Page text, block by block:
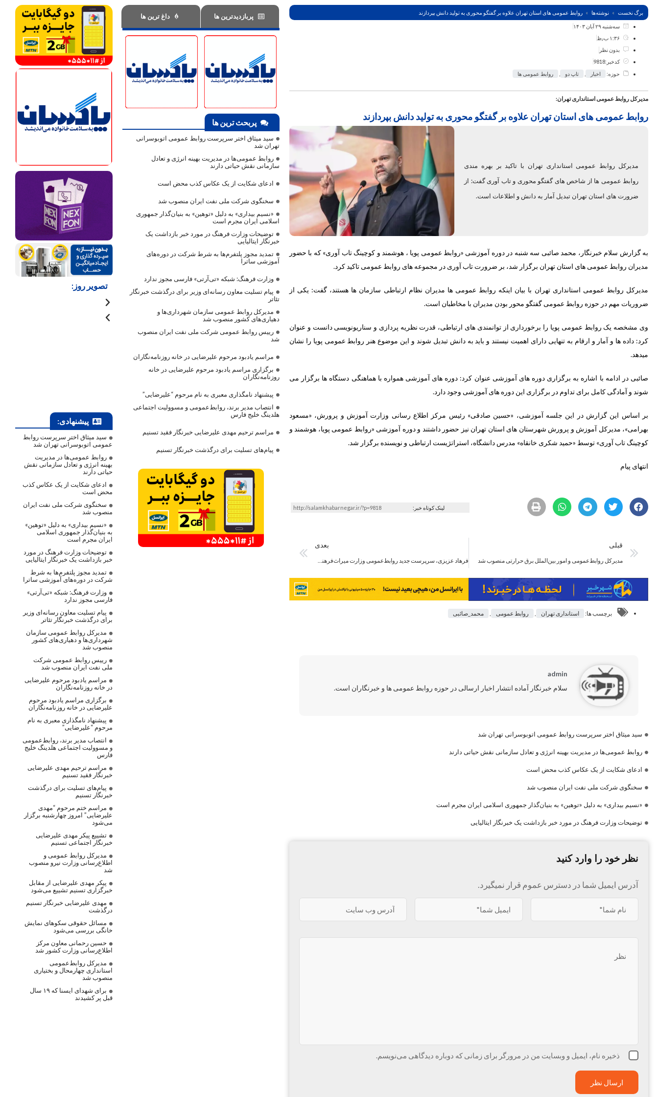
برگ نخست نوشته‌ها روابط عمومی های استان تهران علاوه بر گفتگو محوری به تولید دانش بپردازند
سه‌شنبه ۲۹ آبان ۱۴۰۳
۱:۳۶ ب٫ظ
بدون نظر
کدخبر:9818
حوزه:
اخبار تاپ دو روابط عمومی ها
مدیرکل روابط عمومی استانداری تهران:
روابط عمومی های استان تهران علاوه بر گفتگو محوری به تولید دانش بپردازند
مدیرکل روابط عمومی استانداری تهران با تاکید بر بهره مندی
روابط عمومی ها از شاخص های گفتگو محوری و تاب آوری گفت: از
ضرورت های استان تهران تبدیل آمار به دانش و اطلاعات است.
به گزارش سلام خبرنگار، محمد صائبی سه شنبه در دوره آموزشی «روابط عمومی پویا ، هوشمند و کوچینگ تاب آوری» که با حضور
مدیران روابط عمومی های استان تهران برگزار شد، بر ضرورت تاب آوری در مجموعه های روابط عمومی تاکید کرد.
مدیرکل روابط عمومی استانداری تهران با بیان اینکه روابط عمومی ها مدیران نظام ارتباطی سازمان ها هستند، گفت: یکی از
ضروریات مهم در حوزه روابط عمومی گفتگو محور بودن مدیران با مخاطبان است.
وی مشخصه یک روابط عمومی پویا را برخورداری از توانمندی های ارتباطی، قدرت نظریه پردازی و سناریونویسی دانست و عنوان
کرد: داده ها و آمار و ارقام به تنهایی دارای اهمیت نیستند و باید به دانش تبدیل شوند و این موضوع هنر روابط عمومی پویا را نشان
میدهد.
صائبی در ادامه با اشاره به برگزاری دوره های آموزشی عنوان کرد: دوره های آموزشی همواره با هماهنگی دستگاه ها برگزار می
شوند و آمادگی کامل برای تداوم در برگزاری این دوره های آموزشی وجود دارد.
بر اساس این گزارش در این جلسه آموزشی، «حسین صادقی» رئیس مرکز اطلاع رسانی وزارت آموزش و پرورش، «مسعود
بهرامی»، مدیرکل آموزش و پرورش شهرستان های استان تهران نیز حضور داشتند و دوره آموزشی «روابط عمومی پویا، هوشمند و
کوچینگ تاب آوری» توسط «حمید شکری خانقاه» مدرس دانشگاه، استراتژیست ارتباطی و نویسنده برگزار شد.
انتهای پیام
لینک کوتاه خبر: http://salamkhabarnegar.ir/?p=9818
قبلی
مدیرکل روابط‌عمومی و امور بین‌الملل برق حرارتی منصوب شد
بعدی
برچسب ها: استانداری تهران روابط عمومی محمد_صائبی
admin
سلام خبرنگار آماده انتشار اخبار ارسالی در حوزه روابط عمومی ها و خبرنگاران است.
سید میثاق اختر سرپرست روابط عمومی اتوبوسرانی تهران شد
روابط عمومی‌ها در مدیریت بهینه انرژی و تعادل سازمانی نقش حیاتی دارند
ادعای شکایت از یک عکاس کذب محض است
سخنگوی شرکت ملی نفت ایران منصوب شد
«نسیم بیداری» به دلیل «توهین» به بنیان‌گذار جمهوری اسلامی ایران مجرم است
توضیحات وزارت فرهنگ در مورد خبر بازداشت یک خبرنگار ایتالیایی
نظر خود را وارد کنید
آدرس ایمیل شما در دسترس عموم قرار نمیگیرد.
ذخیره نام، ایمیل و وبسایت من در مرورگر برای زمانی که دوباره دیدگاهی می‌نویسم.
پربازدیدترین ها داغ ترین ها
پربحث ترین ها
سید میثاق اختر سرپرست روابط عمومی اتوبوسرانی
تهران شد
روابط عمومی‌ها در مدیریت بهینه انرژی و تعادل
سازمانی نقش حیاتی دارند
ادعای شکایت از یک عکاس کذب محض است
سخنگوی شرکت ملی نفت ایران منصوب شد
«نسیم بیداری» به دلیل «توهین» به بنیان‌گذار جمهوری
اسلامی ایران مجرم است
توضیحات وزارت فرهنگ در مورد خبر بازداشت یک
خبرنگار ایتالیایی
تمدید مجوز پلتفرم‌ها به شرط شرکت در دوره‌های
آموزشی ساترا
وزارت فرهنگ: شبکه «تی‌آرتی» فارسی مجوز ندارد
پیام تسلیت معاون رسانه‌ای وزیر برای درگذشت خبرنگار
تئاتر
مدیرکل روابط عمومی سازمان شهرداری‌ها و
دهیاری‌های کشور منصوب شد
رییس روابط عمومی شرکت ملی نفت ایران منصوب
شد
مراسم یادبود مرحوم علیرضایی در خانه روزنامه‌نگاران
برگزاری مراسم یادبود مرحوم علیرضایی در خانه
روزنامه‌نگاران
پیشنهاد نامگذاری معبری به نام مرحوم “علیرضایی”
انتصاب مدیر برند، روابط‌عمومی و مسوولیت اجتماعی
هلدینگ خلیج فارس
مراسم ترحیم مهدی علیرضایی خبرنگار فقید تسنیم
پیام‌های تسلیت برای درگذشت خبرنگار تسنیم
تصویر روز:
پیشنهادی:
سید میثاق اختر سرپرست روابط
عمومی اتوبوسرانی تهران شد
روابط عمومی‌ها در مدیریت
بهینه انرژی و تعادل سازمانی نقش
حیاتی دارند
ادعای شکایت از یک عکاس کذب
محض است
سخنگوی شرکت ملی نفت ایران
منصوب شد
«نسیم بیداری» به دلیل «توهین»
به بنیان‌گذار جمهوری اسلامی
ایران مجرم است
توضیحات وزارت فرهنگ در مورد
خبر بازداشت یک خبرنگار ایتالیایی
تمدید مجوز پلتفرم‌ها به شرط
شرکت در دوره‌های آموزشی ساترا
وزارت فرهنگ: شبکه «تی‌آرتی»
فارسی مجوز ندارد
پیام تسلیت معاون رسانه‌ای وزیر
برای درگذشت خبرنگار تئاتر
مدیرکل روابط عمومی سازمان
شهرداری‌ها و دهیاری‌های کشور
منصوب شد
رییس روابط عمومی شرکت
ملی نفت ایران منصوب شد
مراسم یادبود مرحوم علیرضایی
در خانه روزنامه‌نگاران
برگزاری مراسم یادبود مرحوم
علیرضایی در خانه روزنامه‌نگاران
پیشنهاد نامگذاری معبری به نام
مرحوم “علیرضایی”
انتصاب مدیر برند، روابط‌عمومی
و مسوولیت اجتماعی هلدینگ خلیج
فارس
مراسم ترحیم مهدی علیرضایی
خبرنگار فقید تسنیم
پیام‌های تسلیت برای درگذشت
خبرنگار تسنیم
مراسم ختم مرحوم “مهدی
علیرضایی” امروز چهارشنبه برگزار
می‌شود
تشییع پیکر مهدی علیرضایی
خبرنگار اجتماعی تسنیم
مدیرکل روابط عمومی و
اطلاع‌رسانی وزارت نیرو منصوب
شد
پیکر مهدی علیرضایی از مقابل
خبرگزاری تسنیم تشییع می‌شود
مهدی علیرضایی خبرنگار تسنیم
درگذشت
مسائل حقوقی سکوهای نمایش
خانگی بررسی می‌شود
حسین رحمانی معاون مرکز
اطلاع‌رسانی وزارت کشور شد
مدیرکل روابط‌عمومی
استانداری چهارمحال و بختیاری
منصوب شد
برای شهدای ایسنا که ۱۹ سال
قبل پر کشیدند